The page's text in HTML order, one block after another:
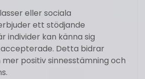
eller sociala
ett stödjande
individer kan känna sig
Detta bidrar
positiv sinnesstämning och